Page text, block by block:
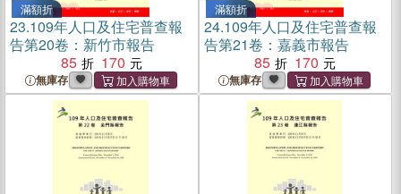
滿額折
23.109年人口及住宅普查報
告第20卷：新竹市報告
85
170
無庫存
滿額折
24.109年人口及住宅普查報
告第21卷：嘉義市報告
85
170
無庫存